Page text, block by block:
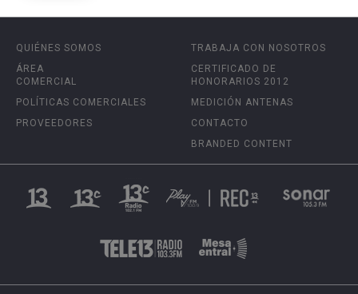
QUIÉNES SOMOS
ÁREA
COMERCIAL
POLÍTICAS COMERCIALES
PROVEEDORES
TRABAJA CON NOSOTROS
CERTIFICADO DE
HONORARIOS 2012
MEDICIÓN ANTENAS
CONTACTO
BRANDED CONTENT